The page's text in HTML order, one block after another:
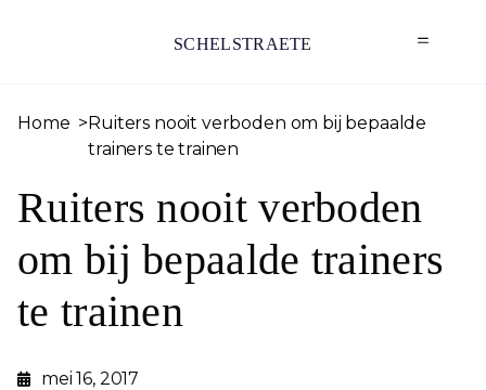
SCHELSTRAETE
Home
Ruiters nooit verboden om bij bepaalde
trainers te trainen
Ruiters nooit verboden
om bij bepaalde trainers
te trainen
mei 16, 2017